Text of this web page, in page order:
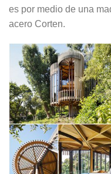
es por medio de una
acero Corten.